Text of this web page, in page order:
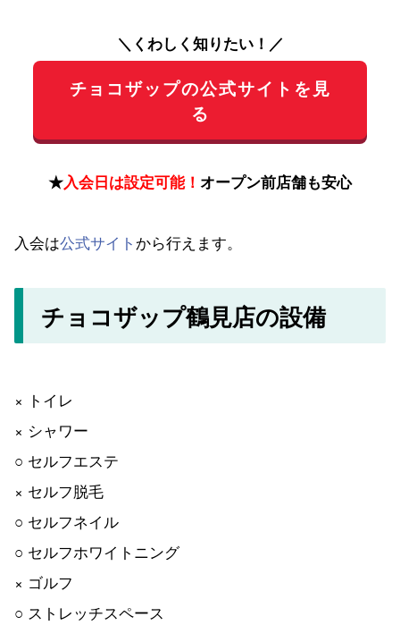
＼くわしく知りたい！／
チョコザップの公式サイトを見
る
★入会日は設定可能！ オープン前店舗も安心
入会は公式サイト から行えます。
チョコザップ鶴見店の設備
× トイレ
× シャワー
○ セルフエステ
× セルフ脱毛
○ セルフネイル
○ セルフホワイトニング
× ゴルフ
○ ストレッチスペース